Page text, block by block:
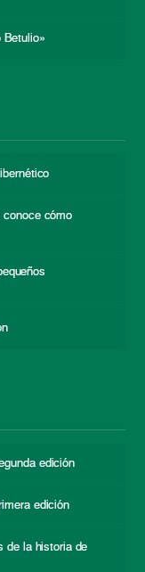
conoce cómo
edición
edición
de la historia de